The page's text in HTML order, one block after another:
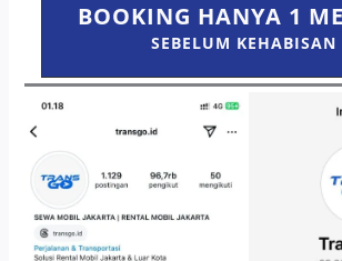
BOOKING HANYA 1
SEBELUM KEHABISAN